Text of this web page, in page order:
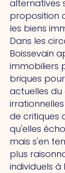
alternatives
proposition
les biens
Dans les
Boissevain
immobiliers
briques
actuelles
de critiques
qu'elles
mais s'en
plus
individuels à